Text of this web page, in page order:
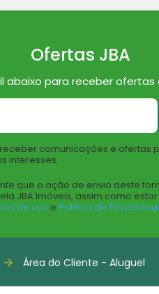
Ofertas JBA
abaixo para receber ofertas
comunicações e ofertas
interesses.
que a ação de envio deste
JBA Imóveis, assim como
de uso e Política de
Área do Cliente - Aluguel